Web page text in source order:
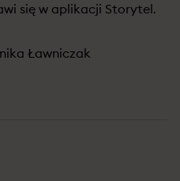
się w aplikacji Storytel.
Ławniczak